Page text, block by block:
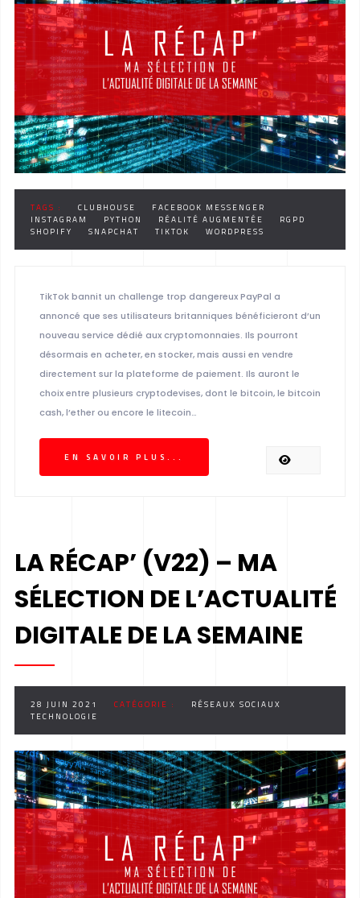
TAGS : CLUBHOUSE
FACEBOOK MESSENGER
INSTAGRAM
PYTHON RÉALITÉ AUGMENTÉE
RGPD
SHOPIFY
SNAPCHAT TIKTOK WORDPRESS
TikTok bannit un challenge trop dangereux PayPal a
annoncé que ses utilisateurs britanniques bénéficieront d’un
nouveau service dédié aux cryptomonnaies. Ils pourront
désormais en acheter, en stocker, mais aussi en vendre
directement sur la plateforme de paiement. Ils auront le
choix entre plusieurs cryptodevises, dont le bitcoin, le bitcoin
cash, l’ether ou encore le litecoin…
EN SAVOIR PLUS...
LA RÉCAP’ (V22) – MA
SÉLECTION DE L’ACTUALITÉ
DIGITALE DE LA SEMAINE
28 JUIN 2021 CATÉGORIE :
RÉSEAUX SOCIAUX
TECHNOLOGIE